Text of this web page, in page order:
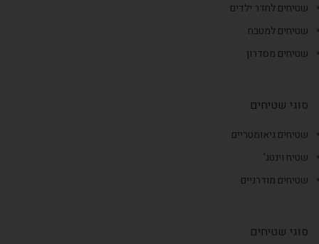
שטיחים לחדר ילדים
שטיחים למטבח
שטיחים מסדרון
סוגי שטיחים
שטיחים גיאומטריים
שטיח וינטג'
שטיחים מודרניים
סוגי שטיחים